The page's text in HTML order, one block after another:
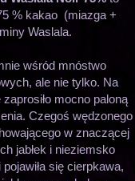
% kakao (miazga +
Waslala.
wśród mnóstwo
ale nie tylko. Na
mocno paloną
Czegoś wędzonego
w znaczącej
jabłek i nieziemsko
się cierpkawa,